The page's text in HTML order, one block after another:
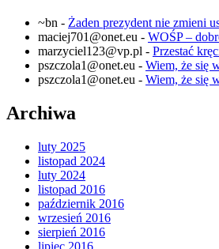
~bn - Żaden prezydent nie zmieni
maciej701@onet.eu - WOŚP –
marzyciel123@vp.pl - Przestać
pszczola1@onet.eu - Wiem, że się
pszczola1@onet.eu - Wiem, że się
Archiwa
luty 2025
listopad 2024
luty 2024
listopad 2016
październik 2016
wrzesień 2016
sierpień 2016
lipiec 2016